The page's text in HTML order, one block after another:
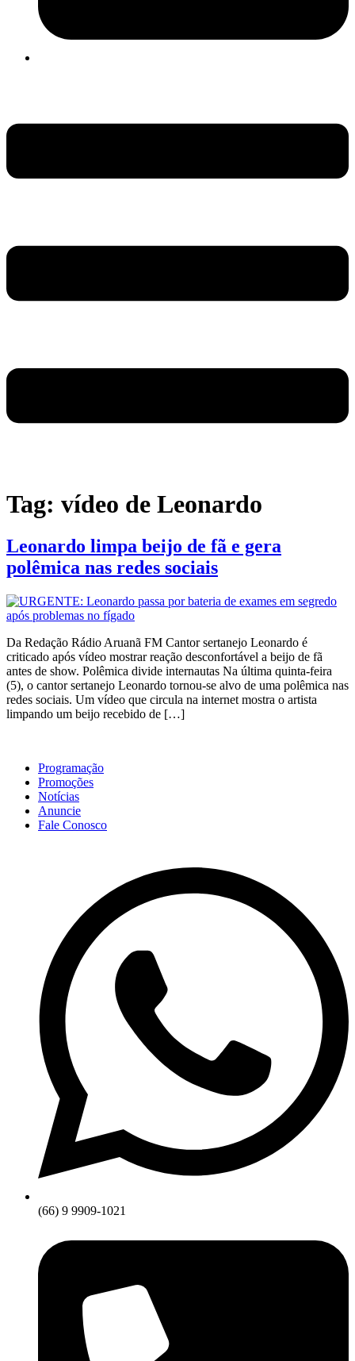
Tag: vídeo de Leonardo
Leonardo limpa beijo de fã e gera
polêmica nas redes sociais
Da Redação Rádio Aruanã FM Cantor sertanejo Leonardo é
criticado após vídeo mostrar reação desconfortável a beijo de fã
antes de show. Polêmica divide internautas Na última quinta-feira
(5), o cantor sertanejo Leonardo tornou-se alvo de uma polêmica nas
redes sociais. Um vídeo que circula na internet mostra o artista
limpando um beijo recebido de […]
Programação
Promoções
Notícias
Anuncie
Fale Conosco
(66) 9 9909-1021